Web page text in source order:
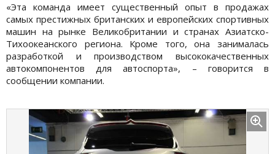
«Эта команда имеет существенный опыт в продажах
самых престижных британских и европейских спортивных
машин на рынке Великобритании и странах Азиатско-
Тихоокеанского региона. Кроме того, она занималась
разработкой и производством высококачественных
автокомпонентов для автоспорта», – говорится в
сообщении компании.